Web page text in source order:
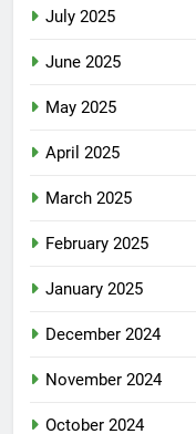
July 2025
June 2025
May 2025
April 2025
March 2025
February 2025
January 2025
December 2024
November 2024
October 2024